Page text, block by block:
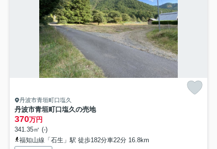
丹波市青垣町口塩久
丹波市青垣町口塩久の売地
370万円
341.35㎡ (-)
福知山線「石生」駅 徒歩182分車22分 16.8km